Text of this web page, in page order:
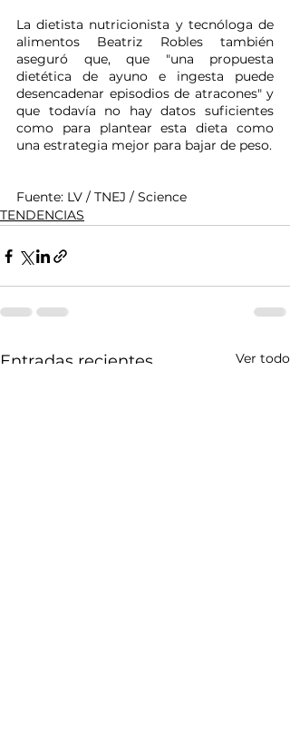
La dietista nutricionista y tecnóloga de
alimentos Beatriz Robles también
aseguró que, que "una propuesta
dietética de ayuno e ingesta puede
desencadenar episodios de atracones" y
que todavía no hay datos suficientes
como para plantear esta dieta como
una estrategia mejor para bajar de peso.
Fuente: LV / TNEJ / Science
TENDENCIAS
Entradas recientes Ver todo